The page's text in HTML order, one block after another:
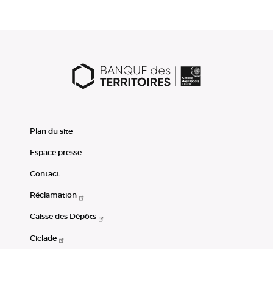
Plan du site
Espace presse
Contact
Réclamation
Caisse des Dépôts
Ciclade